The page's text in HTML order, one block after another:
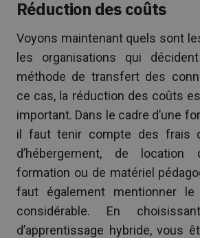
Réduction des coûts
Voyons maintenant quels sont
les organisations qui
méthode de transfert des
ce cas, la réduction des coûts
important. Dans le cadre d’une
il faut tenir compte des frais
d’hébergement, de location
formation ou de matériel
faut également mentionner
considérable. En
d’apprentissage hybride, vous